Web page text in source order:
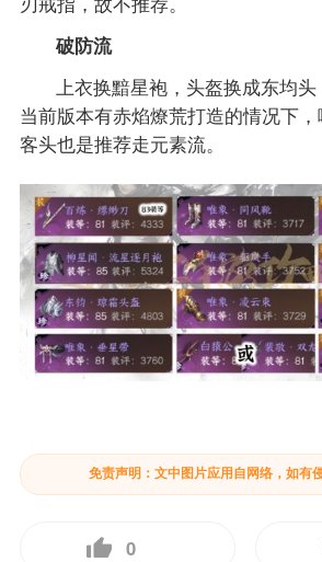
破防流
上衣换黯星袍，头盔换成东均头
当前版本有赤焰燎荒打造的情况下
客头也是推荐走元素流。
免责声明：文中图片应用自网络，如有
0